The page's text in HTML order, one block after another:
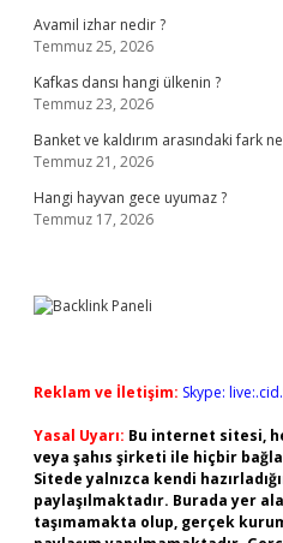
Avamil izhar nedir ?
Temmuz 25, 2026
Kafkas dansı hangi ülkenin ?
Temmuz 23, 2026
Banket ve kaldırım arasındaki fark
Temmuz 21, 2026
Hangi hayvan gece uyumaz ?
Temmuz 17, 2026
Reklam ve İletişim: Skype:
Yasal Uyarı: Bu internet sitesi,
veya şahıs şirketi ile hiçbir
Sitede yalnızca kendi
paylaşılmaktadır. Burada yer
taşımamakta olup, gerçek